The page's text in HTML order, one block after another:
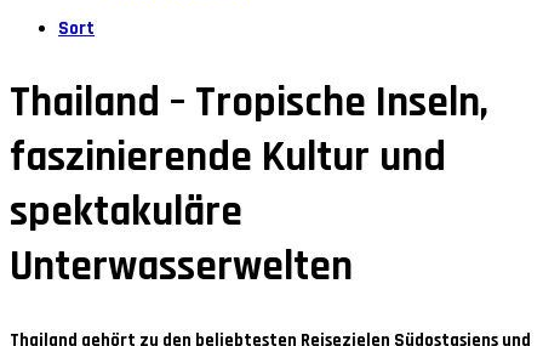
Sort
Thailand – Tropische Inseln,
faszinierende Kultur und
spektakuläre
Unterwasserwelten
Thailand gehört zu den beliebtesten Reisezielen Südostasiens und